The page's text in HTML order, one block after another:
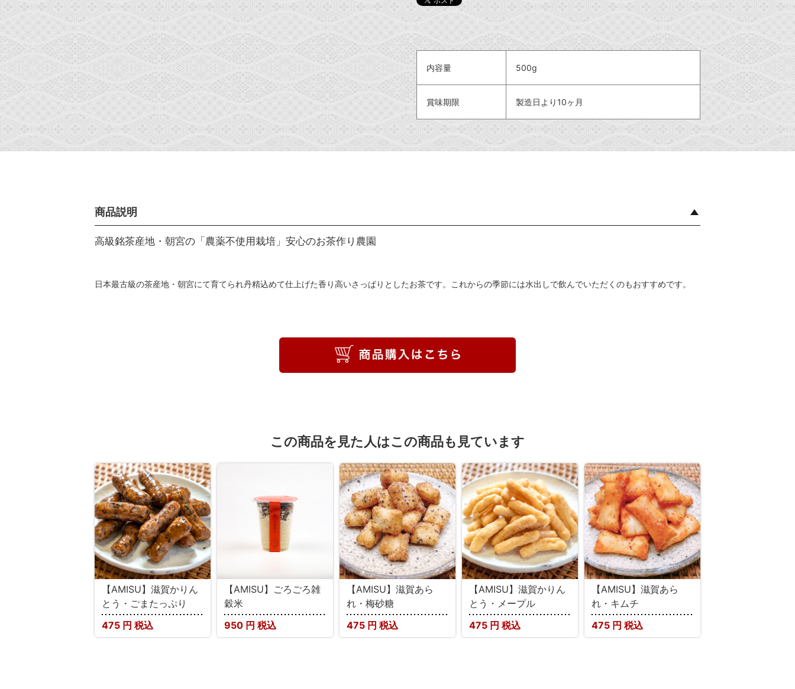
内容量 500g
賞味期限 製造日より10ヶ月
商品説明
高級銘茶産地・朝宮の「農薬不使用栽培」安心のお茶作り農園
日本最古級の茶産地・朝宮にて育てられ丹精込めて仕上げた香り高いさっぱりとしたお茶です。これからの季節には水出しで飲んでいただくのもおすすめです。
この商品を見た人はこの商品も見ています
【AMISU】滋賀かりん
とう・ごまたっぷり
475 円 税込
【AMISU】ごろごろ雑
穀米
950 円 税込
【AMISU】滋賀あら
れ・梅砂糖
475 円 税込
【AMISU】滋賀かりん
とう・メープル
475 円 税込
【AMISU】滋賀あら
れ・キムチ
475 円 税込